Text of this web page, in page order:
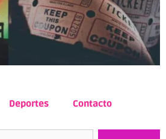
Deportes Contacto